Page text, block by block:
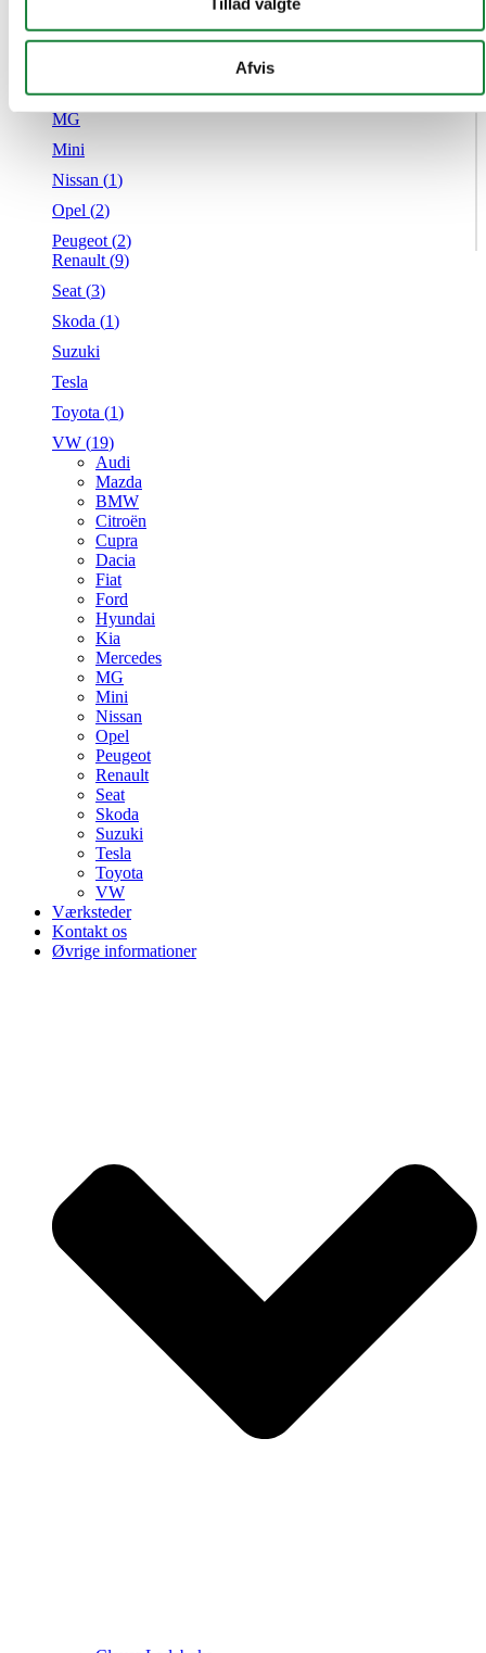
annonceringspartnere og analysepartnere. Vores partnere
kan kombinere disse data med andre oplysninger, du har
givet dem, eller som de har indsamlet fra din brug af deres
tjenester.
Afvis
Kia (2)
Mercedes
MG
Mini
Nissan (1)
Opel (2)
Peugeot (2)
Renault (9)
Seat (3)
Skoda (1)
Suzuki
Tesla
Toyota (1)
VW (19)
Audi
Mazda
BMW
Citroën
Cupra
Dacia
Fiat
Ford
Hyundai
Kia
Mercedes
MG
Mini
Nissan
Opel
Peugeot
Renault
Seat
Skoda
Suzuki
Tesla
Toyota
VW
Værksteder
Kontakt os
Øvrige informationer